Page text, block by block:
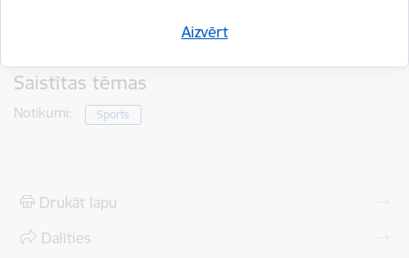
Aizvērt
Saistītas tēmas
Notikumi: Sports
Drukāt lapu
Dalīties